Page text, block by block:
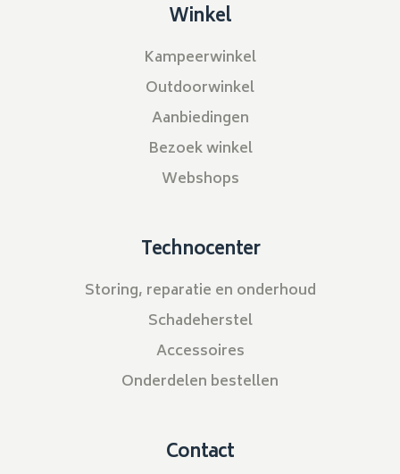
Winkel
Kampeerwinkel
Outdoorwinkel
Aanbiedingen
Bezoek winkel
Webshops
Technocenter
Storing, reparatie en onderhoud
Schadeherstel
Accessoires
Onderdelen bestellen
Contact